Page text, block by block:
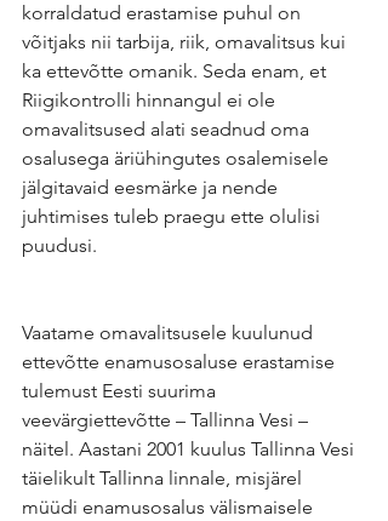
korraldatud erastamise puhul on
võitjaks nii tarbija, riik, omavalitsus kui
ka ettevõtte omanik. Seda enam, et
Riigikontrolli hinnangul ei ole
omavalitsused alati seadnud oma
osalusega äriühingutes osalemisele
jälgitavaid eesmärke ja nende
juhtimises tuleb praegu ette olulisi
puudusi.
Vaatame omavalitsusele kuulunud
ettevõtte enamusosaluse erastamise
tulemust Eesti suurima
veevärgiettevõtte – Tallinna Vesi –
näitel. Aastani 2001 kuulus Tallinna Vesi
täielikult Tallinna linnale, misjärel
müüdi enamusosalus välismaisele